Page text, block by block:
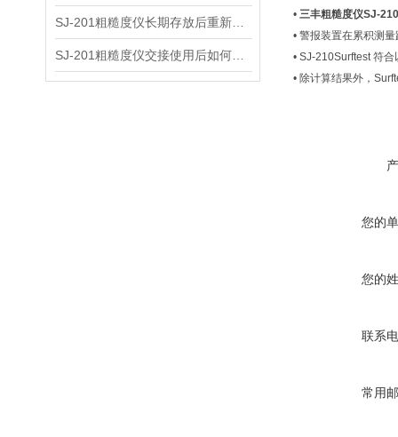
• 三丰粗糙度仪SJ-210
• 警报装置在累积测
• SJ-210Surftest 符
• 除计算结果外，
您的
您的
联系
常用